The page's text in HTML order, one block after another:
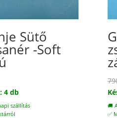
Sütő
-Soft
4 db
szállítás
🚚
✅